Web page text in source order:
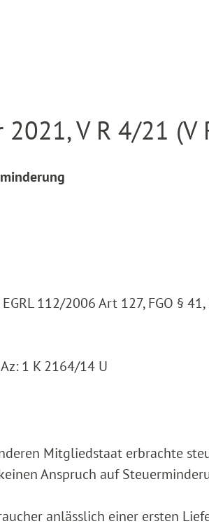
V R 4/21 (V
112/2006 Art 127, FGO § 41,
1 K 2164/14 U
Mitgliedstaat erbrachte
Anspruch auf
anlässlich einer ersten